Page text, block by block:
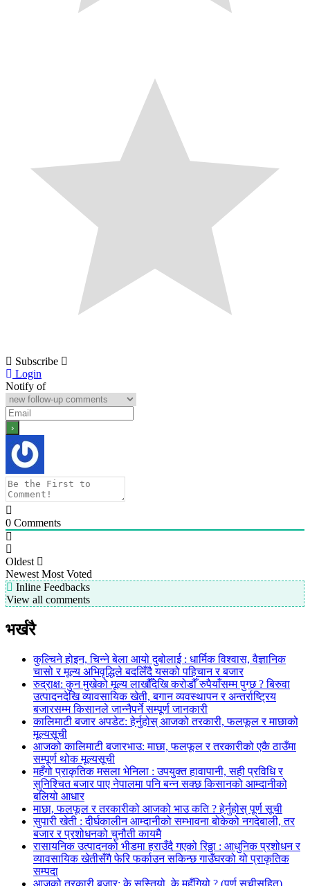
Subscribe
Login
Notify of
0 Comments
Oldest
Newest Most Voted
Inline Feedbacks
View all comments
भर्खरै
कुल्चिने होइन, चिन्ने बेला आयो दुबोलाई : धार्मिक विश्वास, वैज्ञानिक
चासो र मूल्य अभिवृद्धिले बदलिँदै यसको पहिचान र बजार
रुद्राक्ष: कुन मुखेको मूल्य लाखौँदेखि करोडौँ रुपैयाँसम्म पुग्छ ? बिरुवा
उत्पादनदेखि व्यावसायिक खेती, बगान व्यवस्थापन र अन्तर्राष्ट्रिय
बजारसम्म किसानले जान्नैपर्ने सम्पूर्ण जानकारी
कालिमाटी बजार अपडेट: हेर्नुहोस् आजको तरकारी, फलफूल र माछाको
मूल्यसूची
आजको कालिमाटी बजारभाउ: माछा, फलफूल र तरकारीको एकै ठाउँमा
सम्पूर्ण थोक मूल्यसूची
महँगो प्राकृतिक मसला भेनिला : उपयुक्त हावापानी, सही प्रविधि र
सुनिश्चित बजार पाए नेपालमा पनि बन्न सक्छ किसानको आम्दानीको
बलियो आधार
माछा, फलफूल र तरकारीको आजको भाउ कति ? हेर्नुहोस् पूर्ण सूची
सुपारी खेती : दीर्घकालीन आम्दानीको सम्भावना बोकेको नगदेबाली, तर
बजार र प्रशोधनको चुनौती कायमै
रासायनिक उत्पादनको भीडमा हराउँदै गएको रिठ्ठा : आधुनिक प्रशोधन र
व्यावसायिक खेतीसँगै फेरि फर्काउन सकिन्छ गाउँघरको यो प्राकृतिक
सम्पदा
आजको तरकारी बजार: के सस्तियो, के महँगियो ? (पूर्ण सूचीसहित)